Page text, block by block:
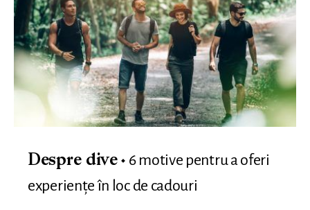
Despre dive
6 motive pentru a oferi
experiențe în loc de cadouri